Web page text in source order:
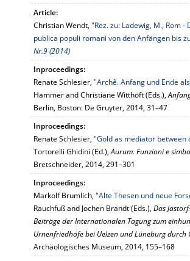
Article:
Christian Wendt, "Rez. zu: Ladewig, M., Rom
publica populi romani von den Anfängen bis
Nr.9 (2014)
Inproceedings:
Renate Schlesier, "Archê. Anfang und Ende
Hammer and Christiane Witthöft (Eds.),
Berlin, Boston: De Gruyter, 2014, 31–47
Inproceedings:
Renate Schlesier, "Gold as mediator between
Tortorelli Ghidini (Ed.),Aurum. Funzioni e
Bretschneider, 2014, 291–301
Inproceedings:
Markolf Brumlich, "Alte Thesen und neue
Rauchfuß and Jochen Brandt (Eds.), Das
Beiträge der Internationalen Tagung zum
Urnenfriedhöfe bei Uelzen und Lüneburg durch
Archäologisches Museum, 2014, 155–168